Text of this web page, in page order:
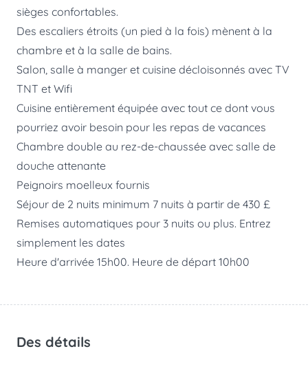
sièges confortables.
Des escaliers étroits (un pied à la fois) mènent à la
chambre et à la salle de bains.
Salon, salle à manger et cuisine décloisonnés avec TV
TNT et Wifi
Cuisine entièrement équipée avec tout ce dont vous
pourriez avoir besoin pour les repas de vacances
Chambre double au rez-de-chaussée avec salle de
douche attenante
Peignoirs moelleux fournis
Séjour de 2 nuits minimum 7 nuits à partir de 430 £
Remises automatiques pour 3 nuits ou plus. Entrez
simplement les dates
Heure d'arrivée 15h00. Heure de départ 10h00
Des détails